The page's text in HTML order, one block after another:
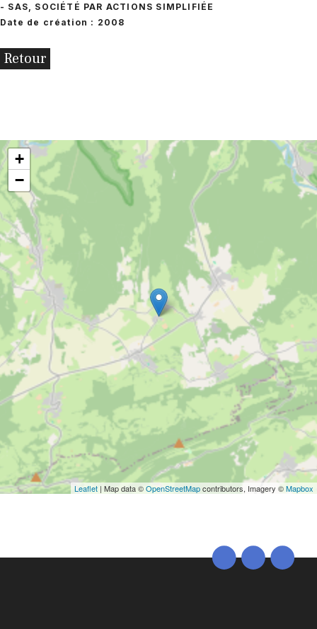
- SAS, SOCIÉTÉ PAR ACTIONS SIMPLIFIÉE
Date de création : 2008
Retour
+
−
Leaflet | Map data ©OpenStreetMapcontributors, Imagery ©Mapbox